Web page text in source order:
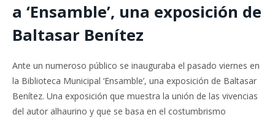
a ‘Ensamble’, una exposición de
Baltasar Benítez
Ante un numeroso público se inauguraba el pasado viernes en
la Biblioteca Municipal ‘Ensamble’, una exposición de Baltasar
Benítez. Una exposición que muestra la unión de las vivencias
del autor alhaurino y que se basa en el costumbrismo